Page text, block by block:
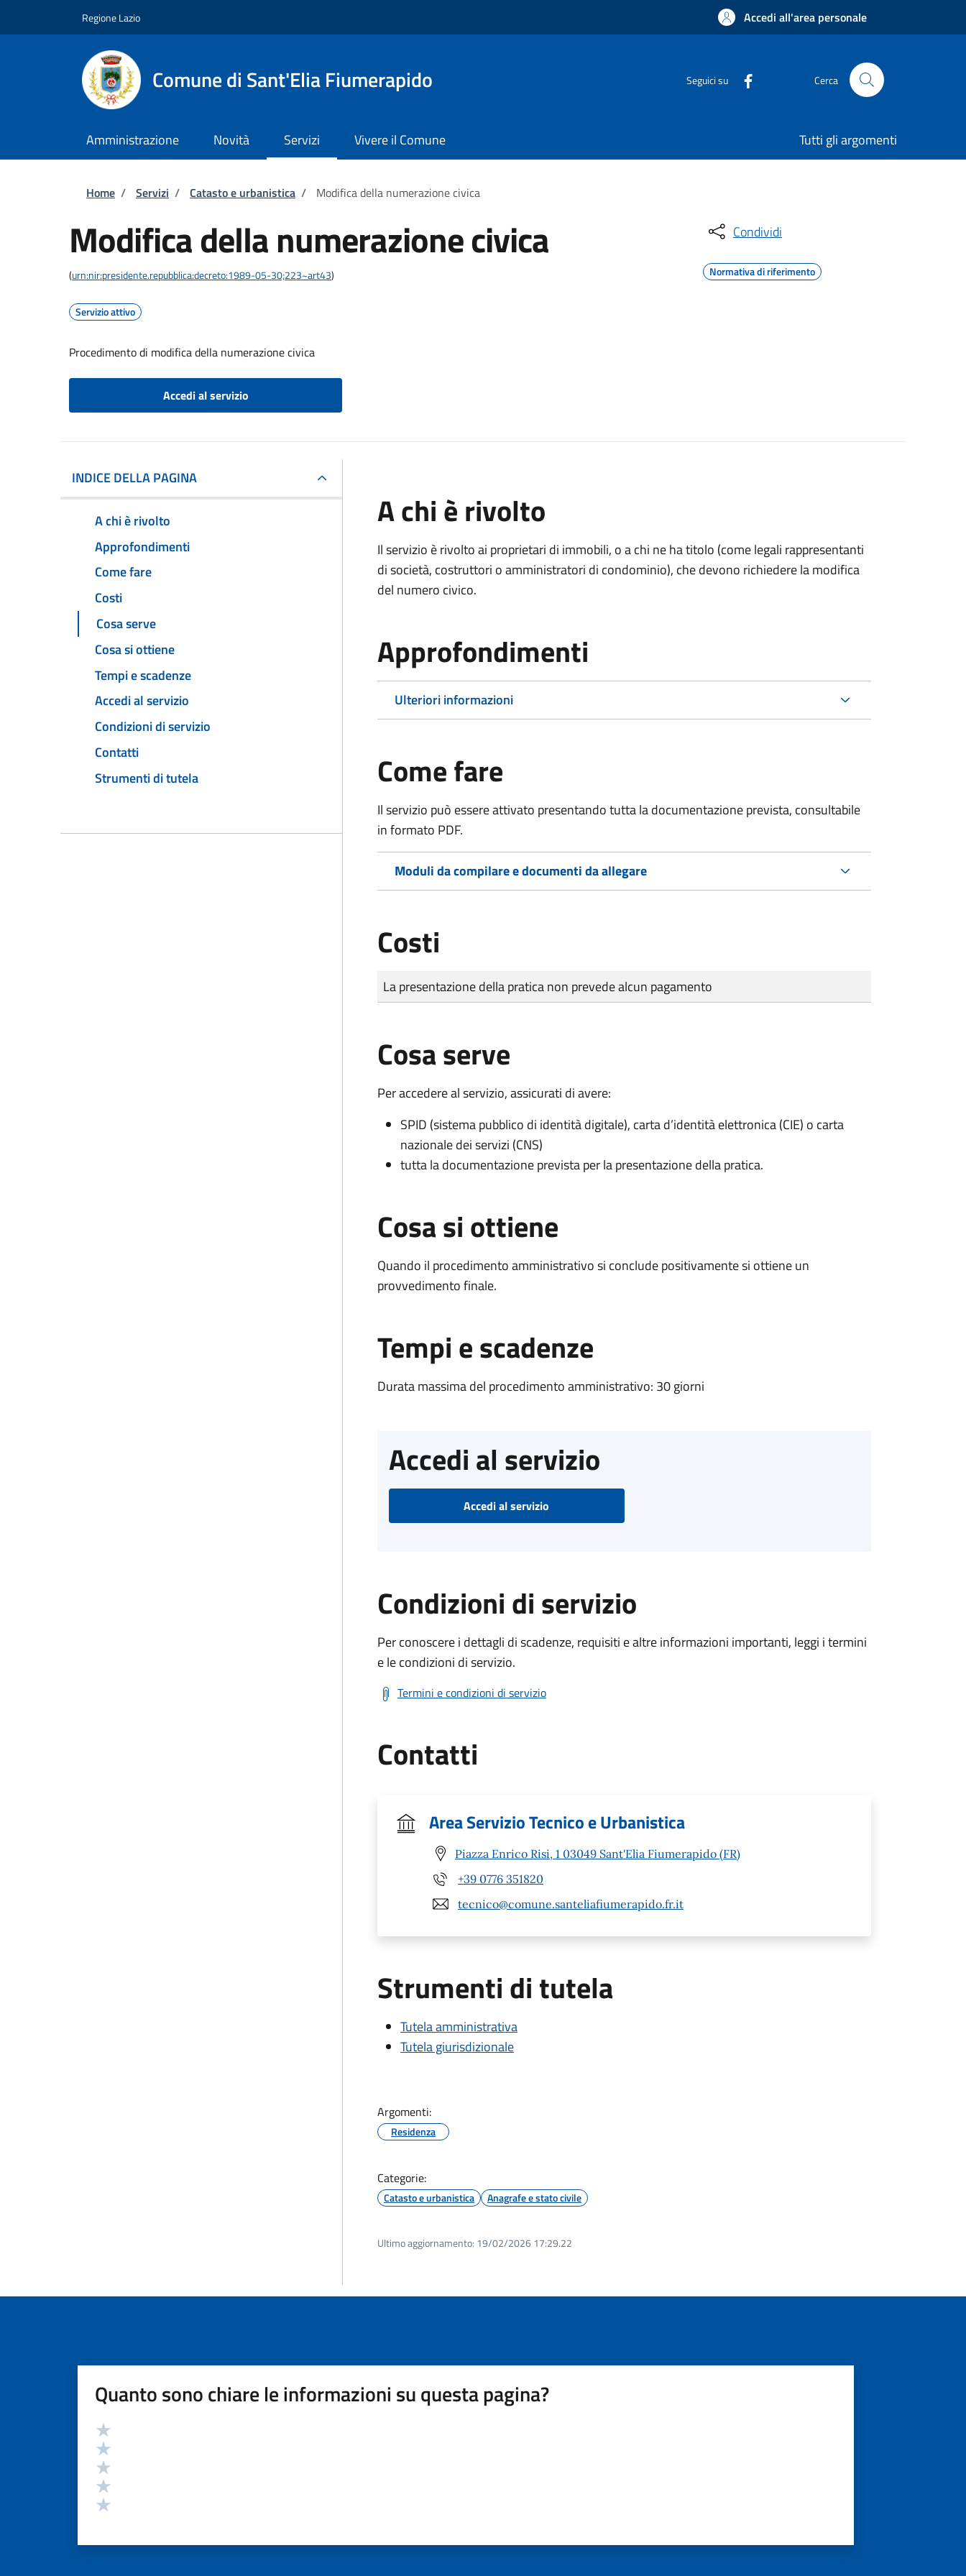
Regione Lazio Accedi all'area personale
Comune di Sant'Elia Fiumerapido Seguici su Cerca
Amministrazione Novità Servizi Vivere il Comune Tutti gli argomenti
Briciole di pane
Home / Servizi / Catasto e urbanistica / Modifica della numerazione civica
Modifica della numerazione civica
(urn:nir:presidente.repubblica:decreto:1989-05-30;223~art43)
Servizio attivo
Procedimento di modifica della numerazione civica
Accedi al servizio
Condividi
Normativa di riferimento
INDICE DELLA PAGINA
A chi è rivolto
Approfondimenti
Come fare
Costi
Cosa serve
Cosa si ottiene
Tempi e scadenze
Accedi al servizio
Condizioni di servizio
Contatti
Strumenti di tutela
A chi è rivolto
Il servizio è rivolto ai proprietari di immobili, o a chi ne ha titolo (come legali rappresentanti
di società, costruttori o amministratori di condominio), che devono richiedere la modifica
del numero civico.
Approfondimenti
Ulteriori informazioni
Come fare
Il servizio può essere attivato presentando tutta la documentazione prevista, consultabile
in formato PDF.
Moduli da compilare e documenti da allegare
Costi
Tipo di pagamento
Importo
La presentazione della pratica non prevede alcun pagamento
Cosa serve
Per accedere al servizio, assicurati di avere:
SPID (sistema pubblico di identità digitale), carta d’identità elettronica (CIE) o carta
nazionale dei servizi (CNS)
tutta la documentazione prevista per la presentazione della pratica.
Cosa si ottiene
Quando il procedimento amministrativo si conclude positivamente si ottiene un
provvedimento finale.
Tempi e scadenze
Durata massima del procedimento amministrativo: 30 giorni
Accedi al servizio
Accedi al servizio
Condizioni di servizio
Per conoscere i dettagli di scadenze, requisiti e altre informazioni importanti, leggi i termini
e le condizioni di servizio.
Termini e condizioni di servizio
Contatti
Area Servizio Tecnico e Urbanistica
Piazza Enrico Risi, 1 03049 Sant'Elia Fiumerapido (FR)
+39 0776 351820
tecnico@comune.santeliafiumerapido.fr.it
Strumenti di tutela
Tutela amministrativa
Tutela giurisdizionale
Argomenti:
Residenza
Categorie:
Catasto e urbanistica Anagrafe e stato civile
Ultimo aggiornamento: 19/02/2026 17:29.22
Quanto sono chiare le informazioni su questa pagina?
Valutazione